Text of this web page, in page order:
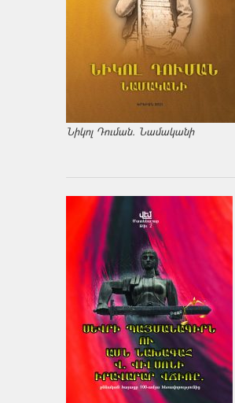
Նիկոլ Դուման. Նամականի